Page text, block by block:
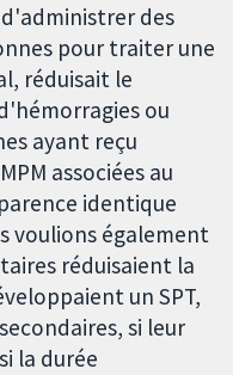
des
pour traiter une
réduisait le
ou
ayant reçu
associées au
identique
voulions également
réduisaient la
un SPT,
si leur
la durée